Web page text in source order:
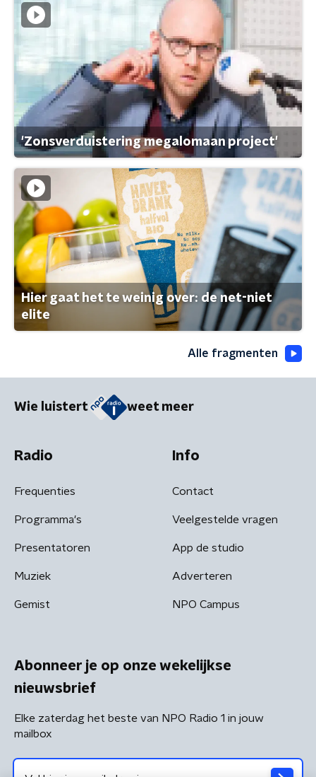
'Zonsverduistering megalomaan project'
Hier gaat het te weinig over: de net-niet
elite
Alle fragmenten
Wie luistert weet meer
Radio
Frequenties
Programma's
Presentatoren
Muziek
Gemist
Info
Contact
Veelgestelde vragen
App de studio
Adverteren
NPO Campus
Abonneer je op onze wekelijkse
nieuwsbrief
Elke zaterdag het beste van NPO Radio 1 in jouw
mailbox